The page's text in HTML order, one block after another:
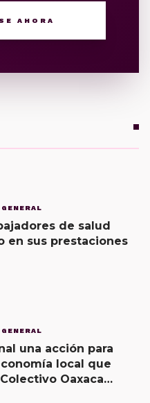
AHORA
de salud
en sus prestaciones
una acción para
local que
Oaxaca